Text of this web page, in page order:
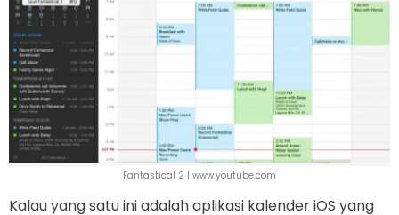
Fantastical 2 | www.youtube.com
Kalau yang satu ini adalah aplikasi kalender iOS yang